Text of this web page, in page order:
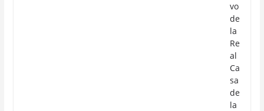
vo
de
la
Re
al
Ca
sa
de
la